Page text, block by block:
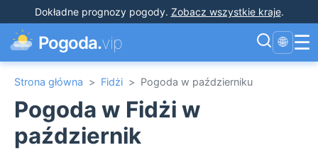
Dokładne prognozy pogody. Zobacz wszystkie kraje.
Pogoda.vip 🌐 ☰
Strona główna > Fidżi > Pogoda w październiku
Pogoda w Fidżi w
październik